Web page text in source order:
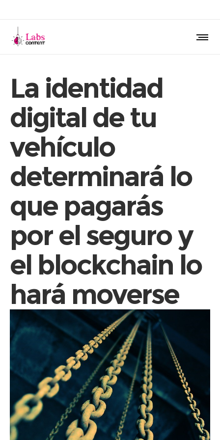
La identidad
digital de tu
vehículo
determinará lo
que pagarás
por el seguro y
el blockchain lo
hará moverse